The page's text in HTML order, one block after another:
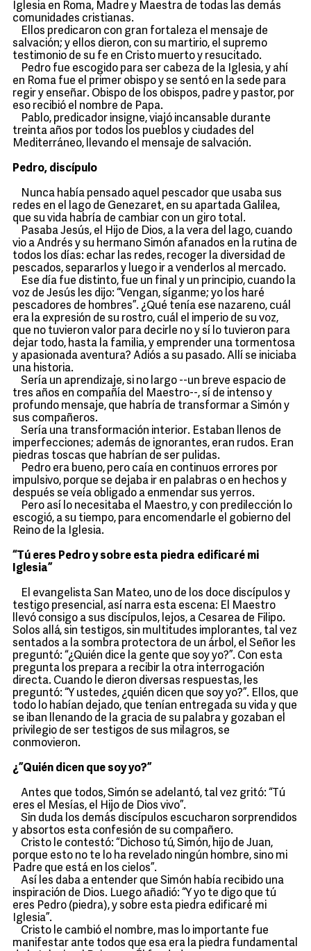
Iglesia en Roma, Madre y Maestra de todas las demás
comunidades cristianas.
Ellos predicaron con gran fortaleza el mensaje de
salvación; y ellos dieron, con su martirio, el supremo
testimonio de su fe en Cristo muerto y resucitado.
Pedro fue escogido para ser cabeza de la Iglesia, y ahí
en Roma fue el primer obispo y se sentó en la sede para
regir y enseñar. Obispo de los obispos, padre y pastor, por
eso recibió el nombre de Papa.
Pablo, predicador insigne, viajó incansable durante
treinta años por todos los pueblos y ciudades del
Mediterráneo, llevando el mensaje de salvación.
Pedro, discípulo
Nunca había pensado aquel pescador que usaba sus
redes en el lago de Genezaret, en su apartada Galilea,
que su vida habría de cambiar con un giro total.
Pasaba Jesús, el Hijo de Dios, a la vera del lago, cuando
vio a Andrés y su hermano Simón afanados en la rutina de
todos los días: echar las redes, recoger la diversidad de
pescados, separarlos y luego ir a venderlos al mercado.
Ese día fue distinto, fue un final y un principio, cuando la
voz de Jesús les dijo: “Vengan, síganme; yo los haré
pescadores de hombres”. ¿Qué tenía ese nazareno, cuál
era la expresión de su rostro, cuál el imperio de su voz,
que no tuvieron valor para decirle no y sí lo tuvieron para
dejar todo, hasta la familia, y emprender una tormentosa
y apasionada aventura? Adiós a su pasado. Allí se iniciaba
una historia.
Sería un aprendizaje, si no largo --un breve espacio de
tres años en compañía del Maestro--, sí de intenso y
profundo mensaje, que habría de transformar a Simón y
sus compañeros.
Sería una transformación interior. Estaban llenos de
imperfecciones; además de ignorantes, eran rudos. Eran
piedras toscas que habrían de ser pulidas.
Pedro era bueno, pero caía en continuos errores por
impulsivo, porque se dejaba ir en palabras o en hechos y
después se veía obligado a enmendar sus yerros.
Pero así lo necesitaba el Maestro, y con predilección lo
escogió, a su tiempo, para encomendarle el gobierno del
Reino de la Iglesia.
“Tú eres Pedro y sobre esta piedra edificaré mi
Iglesia”
El evangelista San Mateo, uno de los doce discípulos y
testigo presencial, así narra esta escena: El Maestro
llevó consigo a sus discípulos, lejos, a Cesarea de Filipo.
Solos allá, sin testigos, sin multitudes implorantes, tal vez
sentados a la sombra protectora de un árbol, el Señor les
preguntó: “¿Quién dice la gente que soy yo?”. Con esta
pregunta los prepara a recibir la otra interrogación
directa. Cuando le dieron diversas respuestas, les
preguntó: “Y ustedes, ¿quién dicen que soy yo?”. Ellos, que
todo lo habían dejado, que tenían entregada su vida y que
se iban llenando de la gracia de su palabra y gozaban el
privilegio de ser testigos de sus milagros, se
conmovieron.
¿”Quién dicen que soy yo?”
Antes que todos, Simón se adelantó, tal vez gritó: “Tú
eres el Mesías, el Hijo de Dios vivo”.
Sin duda los demás discípulos escucharon sorprendidos
y absortos esta confesión de su compañero.
Cristo le contestó: “Dichoso tú, Simón, hijo de Juan,
porque esto no te lo ha revelado ningún hombre, sino mi
Padre que está en los cielos”.
Así les daba a entender que Simón había recibido una
inspiración de Dios. Luego añadió: “Y yo te digo que tú
eres Pedro (piedra), y sobre esta piedra edificaré mi
Iglesia”.
Cristo le cambió el nombre, mas lo importante fue
manifestar ante todos que esa era la piedra fundamental